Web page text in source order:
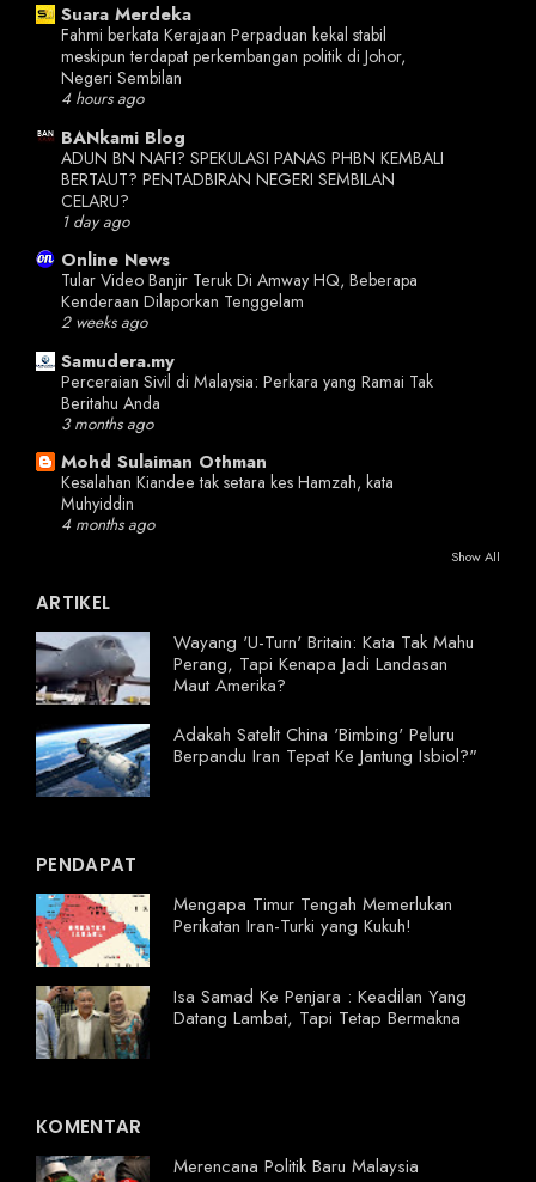
Suara Merdeka
Fahmi berkata Kerajaan Perpaduan kekal stabil
meskipun terdapat perkembangan politik di Johor,
Negeri Sembilan
4 hours ago
BANkami Blog
ADUN BN NAFI? SPEKULASI PANAS PHBN KEMBALI
BERTAUT? PENTADBIRAN NEGERI SEMBILAN
CELARU?
1 day ago
Online News
Tular Video Banjir Teruk Di Amway HQ, Beberapa
Kenderaan Dilaporkan Tenggelam
2 weeks ago
Samudera.my
Perceraian Sivil di Malaysia: Perkara yang Ramai Tak
Beritahu Anda
3 months ago
Mohd Sulaiman Othman
Kesalahan Kiandee tak setara kes Hamzah, kata
Muhyiddin
4 months ago
Show All
ARTIKEL
Wayang 'U-Turn' Britain: Kata Tak Mahu
Perang, Tapi Kenapa Jadi Landasan
Maut Amerika?
Adakah Satelit China 'Bimbing' Peluru
Berpandu Iran Tepat Ke Jantung Isbiol?"
PENDAPAT
Mengapa Timur Tengah Memerlukan
Perikatan Iran-Turki yang Kukuh!
Isa Samad Ke Penjara : Keadilan Yang
Datang Lambat, Tapi Tetap Bermakna
KOMENTAR
Merencana Politik Baru Malaysia